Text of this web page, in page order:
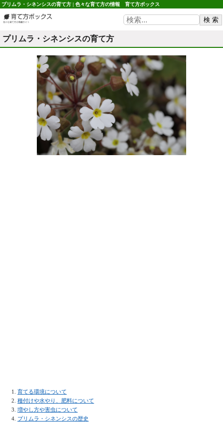
プリムラ・シネンシスの育て方 | 色々な育て方の情報 育て方ボックス
プリムラ・シネンシスの育て方
育てる環境について
種付けや水やり、肥料について
増やし方や害虫について
プリムラ・シネンシスの歴史